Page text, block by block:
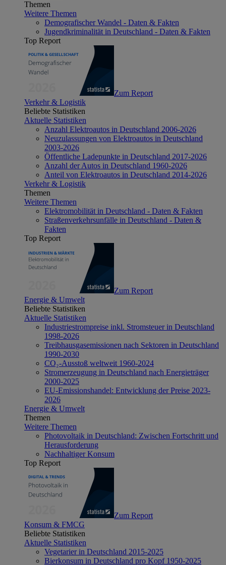
Themen
Weitere Themen
Demografischer Wandel - Daten & Fakten
Jugendkriminalität in Deutschland - Daten & Fakten
Top Report
Zum Report
Verkehr & Logistik
Beliebte Statistiken
Aktuelle Statistiken
Anzahl Elektroautos in Deutschland 2006-2026
Neuzulassungen von Elektroautos in Deutschland
2003-2026
Öffentliche Ladepunkte in Deutschland 2017-2026
Anzahl der Autos in Deutschland 1960-2026
Anteil von Elektroautos in Deutschland 2014-2026
Verkehr & Logistik
Themen
Weitere Themen
Elektromobilität in Deutschland - Daten & Fakten
Straßenverkehrsunfälle in Deutschland - Daten &
Fakten
Top Report
Zum Report
Energie & Umwelt
Beliebte Statistiken
Aktuelle Statistiken
Industriestrompreise inkl. Stromsteuer in Deutschland
1998-2026
Treibhausgasemissionen nach Sektoren in Deutschland
1990-2030
CO₂-Ausstoß weltweit 1960-2024
Stromerzeugung in Deutschland nach Energieträger
2000-2025
EU-Emissionshandel: Entwicklung der Preise 2023-
2026
Energie & Umwelt
Themen
Weitere Themen
Photovoltaik in Deutschland: Zwischen Fortschritt und
Herausforderung
Nachhaltiger Konsum
Top Report
Zum Report
Konsum & FMCG
Beliebte Statistiken
Aktuelle Statistiken
Vegetarier in Deutschland 2015-2025
Bierkonsum in Deutschland pro Kopf 1950-2025